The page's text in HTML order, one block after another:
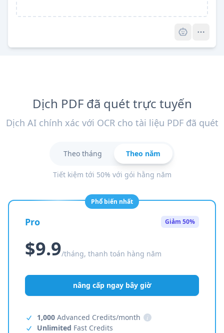
Dịch PDF đã quét trực tuyến
Dịch AI chính xác với OCR cho tài liệu PDF đã quét
Theo tháng Theo năm
Tiết kiệm tới 50% với gói hằng năm
Phổ biến nhất
Pro Giảm 50%
$9.9/tháng, thanh toán hàng năm
nâng cấp ngay bây giờ
1,000 Advanced Credits/month
i
Unlimited Fast Credits